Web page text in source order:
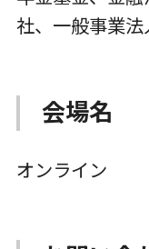
社、一般事業法
会場名
オンライン